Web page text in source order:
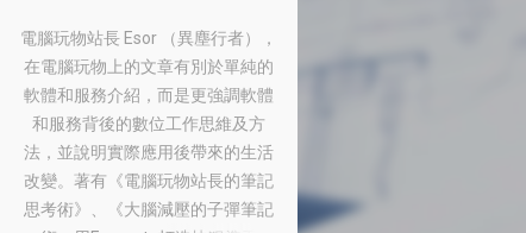
電腦玩物站長 Esor （異塵行者），
在電腦玩物上的文章有別於單純的
軟體和服務介紹，而是更強調軟體
和服務背後的數位工作思維及方
法，並說明實際應用後帶來的生活
改變。著有《電腦玩物站長的筆記
思考術》、《大腦減壓的子彈筆記